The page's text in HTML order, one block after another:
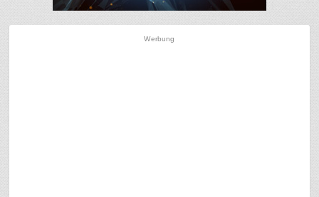
Werbung